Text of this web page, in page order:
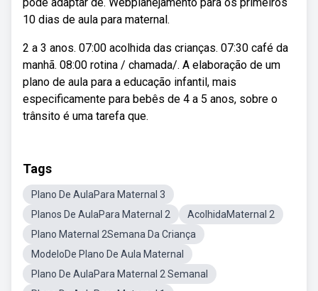
10 dias de aula para maternal.
2 a 3 anos. 07:00 acolhida das crianças. 07:30 café da
manhã. 08:00 rotina / chamada/. A elaboração de um
plano de aula para a educação infantil, mais
especificamente para bebês de 4 a 5 anos, sobre o
trânsito é uma tarefa que.
Tags
Plano De AulaPara Maternal 3
Planos De AulaPara Maternal 2
AcolhidaMaternal 2
Plano Maternal 2Semana Da Criança
ModeloDe Plano De Aula Maternal
Plano De AulaPara Maternal 2 Semanal